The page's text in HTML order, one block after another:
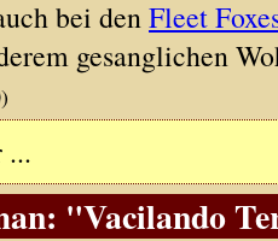
bei denFleet
gesanglichen
...
"Vacilando